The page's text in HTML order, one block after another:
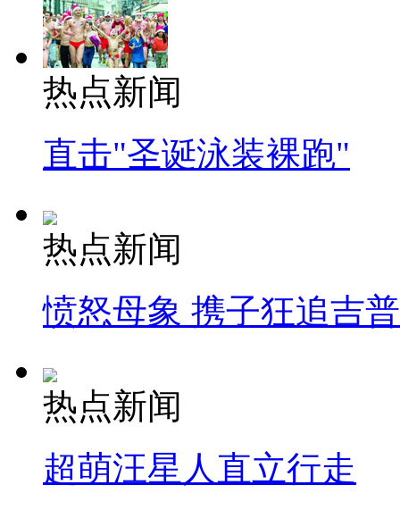
热点新闻
直击"圣诞泳装裸跑"
热点新闻
愤怒母象 携子狂追吉
热点新闻
超萌汪星人直立行走